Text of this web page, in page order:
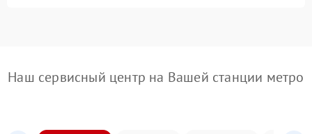
Наш сервисный центр на Вашей станции метро